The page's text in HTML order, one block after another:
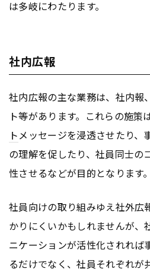
は多岐にわたります。
社内広報
社内広報の主な業務は、社内報
ト等があります。これらの施策
トメッセージを浸透させたり、
の理解を促したり、社員同士の
性させるなどが目的となります。
社員向けの取り組みゆえ社外広
かりにくいかもしれませんが、
ニケーションが活性化されれば
るだけでなく、社員それぞれが